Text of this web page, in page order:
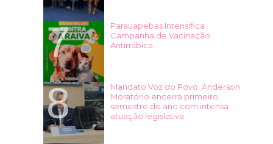
Parauapebas Intensifica
Campanha de Vacinação
Antirrábica
Mandato Voz do Povo: Anderson
Moratório encerra primeiro
semestre do ano com intensa
atuação legislativa